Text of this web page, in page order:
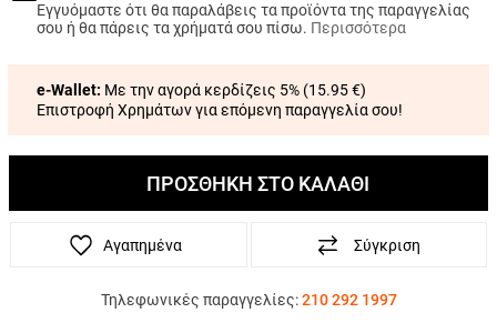
Εγγυόμαστε ότι θα παραλάβεις τα προϊόντα της παραγγελίας
σου ή θα πάρεις τα χρήματά σου πίσω. Περισσότερα
e-Wallet: Με την αγορά κερδίζεις 5% (15.95 €)
Επιστροφή Χρημάτων για επόμενη παραγγελία σου!
ΠΡΟΣΘΗΚΗ ΣΤΟ ΚΑΛΑΘΙ
Αγαπημένα Σύγκριση
Τηλεφωνικές παραγγελίες: 210 292 1997